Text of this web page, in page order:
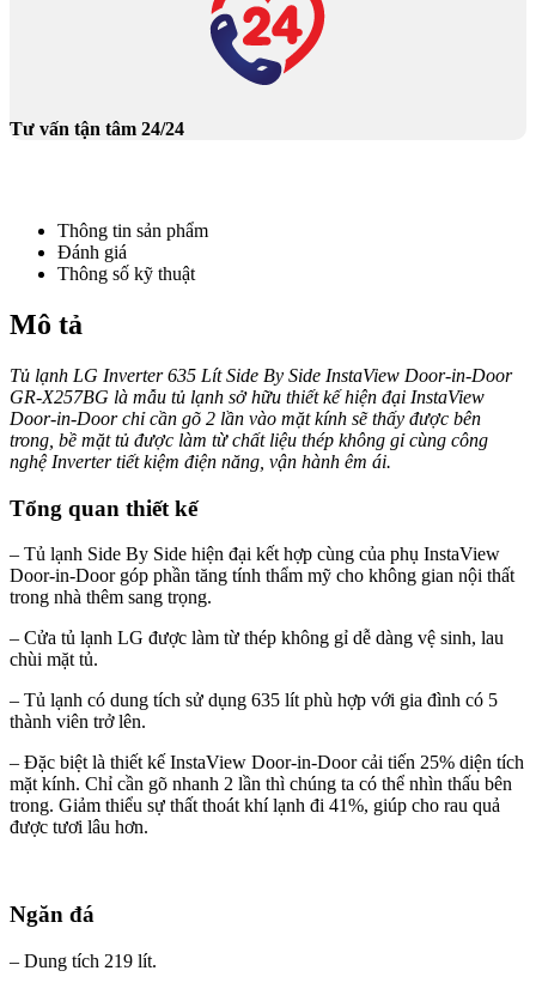
Tư vấn tận tâm 24/24
Thông tin sản phẩm
Đánh giá
Thông số kỹ thuật
Mô tả
Tủ lạnh LG Inverter 635 Lít Side By Side InstaView Door-in-Door
GR-X257BG là mẫu tủ lạnh sở hữu thiết kế hiện đại InstaView
Door-in-Door chỉ cần gõ 2 lần vào mặt kính sẽ thấy được bên
trong, bề mặt tủ được làm từ chất liệu thép không gỉ cùng công
nghệ Inverter tiết kiệm điện năng, vận hành êm ái.
Tổng quan thiết kế
– Tủ lạnh Side By Side hiện đại kết hợp cùng của phụ InstaView
Door-in-Door góp phần tăng tính thẩm mỹ cho không gian nội thất
trong nhà thêm sang trọng.
– Cửa tủ lạnh LG được làm từ thép không gỉ dễ dàng vệ sinh, lau
chùi mặt tủ.
– Tủ lạnh có dung tích sử dụng 635 lít phù hợp với gia đình có 5
thành viên trở lên.
– Đặc biệt là thiết kế InstaView Door-in-Door cải tiến 25% diện tích
mặt kính. Chỉ cần gõ nhanh 2 lần thì chúng ta có thể nhìn thấu bên
trong. Giảm thiểu sự thất thoát khí lạnh đi 41%, giúp cho rau quả
được tươi lâu hơn.
Ngăn đá
– Dung tích 219 lít.